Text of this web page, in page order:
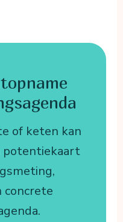
of keten kan
potentiekaart
concrete